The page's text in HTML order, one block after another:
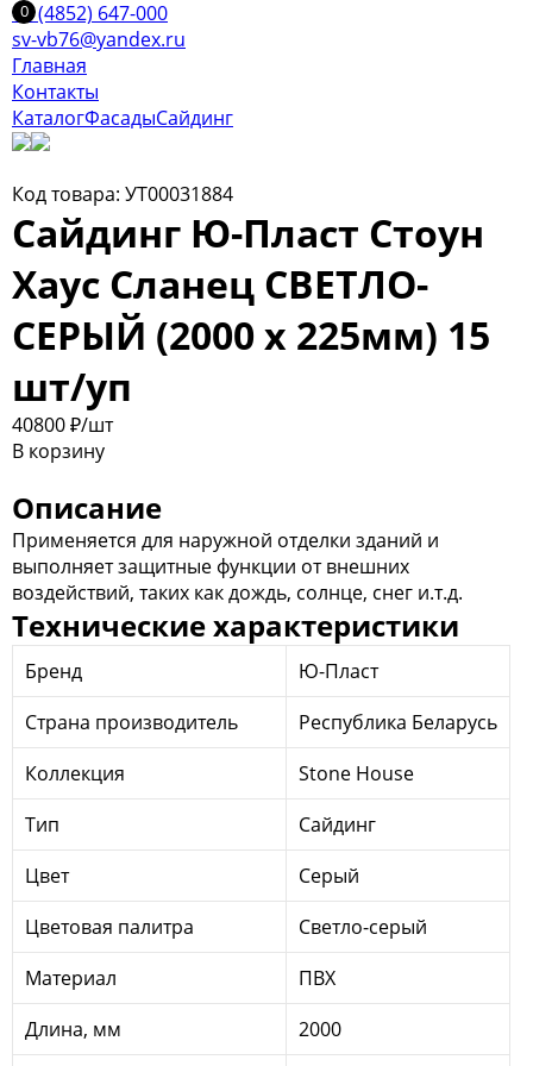
+7 (4852) 647-000
sv-vb76@yandex.ru
Главная
Контакты
КаталогФасадыСайдинг
Код товара: УТ00031884
Сайдинг Ю-Пласт Стоун
Хаус Сланец СВЕТЛО-
СЕРЫЙ (2000 х 225мм) 15
шт/уп
40800₽/шт
В корзину
Описание
Применяется для наружной отделки зданий и
выполняет защитные функции от внешних
воздействий, таких как дождь, солнце, снег и.т.д.
Технические характеристики
Бренд
Ю-Пласт
Страна производитель
Республика Беларусь
Коллекция
Stone House
Тип
Сайдинг
Цвет
Серый
Цветовая палитра
Светло-серый
Материал
ПВХ
Длина, мм
2000